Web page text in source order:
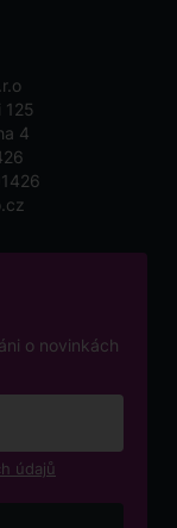
125
4
o novinkách
údajů